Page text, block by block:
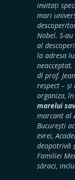
invitați
mari
Nobel. S-
al
la adresa
dl prof.
respect –
organiza,
marelui
marcant al
București
evrei,
deopotrivă
Familiei
săraci,